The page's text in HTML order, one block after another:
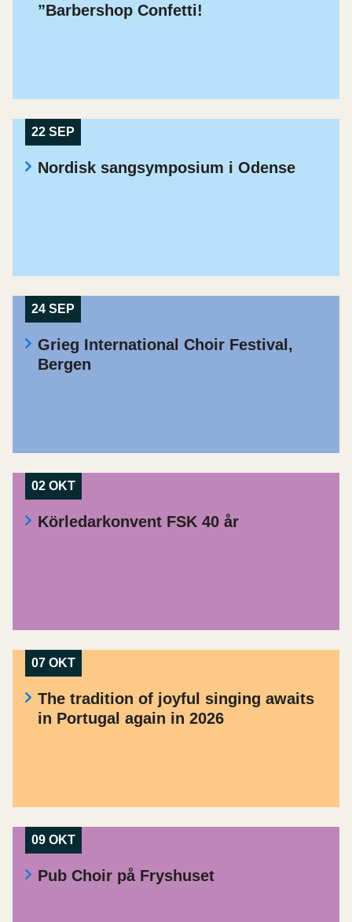
”Barbershop Confetti!
22 SEP
Nordisk sangsymposium i Odense
24 SEP
Grieg International Choir Festival,
Bergen
02 OKT
Körledarkonvent FSK 40 år
07 OKT
The tradition of joyful singing awaits
in Portugal again in 2026
09 OKT
Pub Choir på Fryshuset